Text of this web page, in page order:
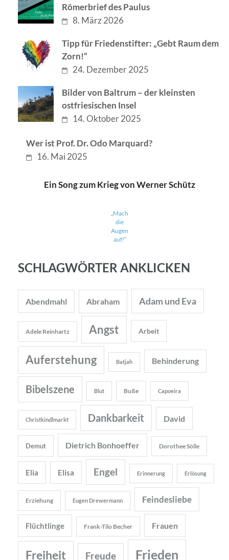
Römerbrief des Paulus
8. März 2026
Tipp für Friedenstifter: „Gebt Raum dem
Zorn!“
24. Dezember 2025
Bilder von Baltrum – der kleinsten
ostfriesischen Insel
14. Oktober 2025
Wer ist Prof. Dr. Odo Marquard?
16. Mai 2025
Ein Song zum Krieg von Werner Schütz
„Mach
die
Augen
auf!“
SCHLAGWÖRTER ANKLICKEN
Abendmahl Abraham Adam und Eva
Adele Reinhartz Angst Arbeit
Auferstehung Batjah Behinderung
Bibelszene Blut Buße Capoeira
Christkindlmarkt Dankbarkeit David
Demut Dietrich Bonhoeffer Dorothee Sölle
Elia Elisa Engel Erinnerung Erlösung
Erziehung Eugen Drewermann Feindesliebe
Flüchtlinge Frank-Tilo Becher Frauen
Freiheit Freude Frieden